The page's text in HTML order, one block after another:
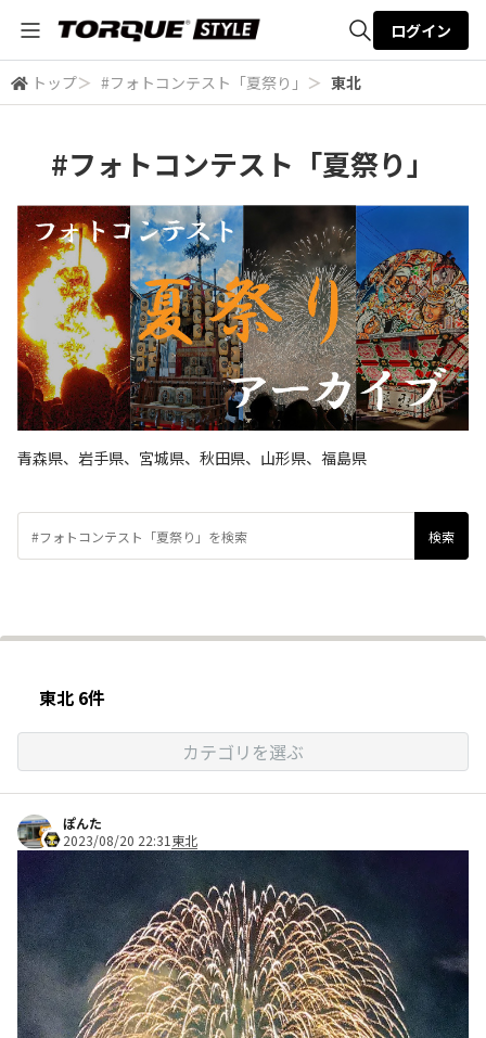
全体検索
ログイン
トップ＞ #フォトコンテスト「夏祭り」 ＞ 東北
#フォトコンテスト「夏祭り」
青森県、岩手県、宮城県、秋田県、山形県、福島県
東北 6件
カテゴリを選ぶ
ぽんた
2023/08/20 22:31 東北